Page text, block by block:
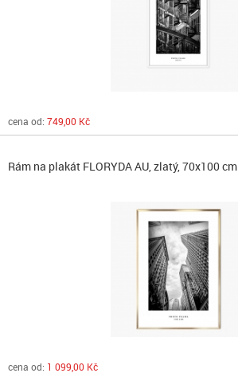
cena od: 749,00 Kč
Rám na plakát FLORYDA AU, zlatý, 70x100 cm
cena od: 1 099,00 Kč